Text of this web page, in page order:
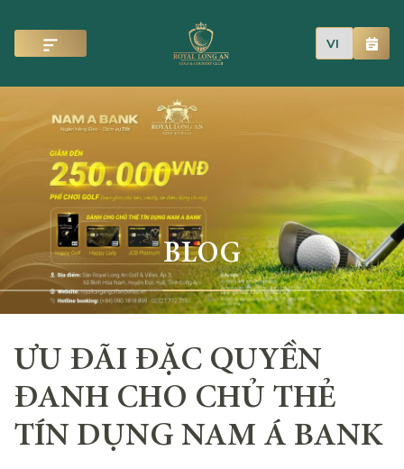
BLOG
ƯU ĐÃI ĐẶC QUYỀN
ĐANH CHO CHỦ THẺ
TÍN DỤNG NAM Á BANK